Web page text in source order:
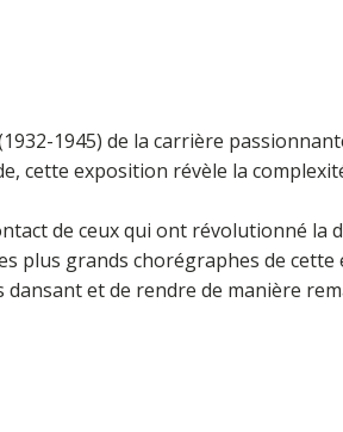
1945) de la carrière
exposition révèle la
de ceux qui ont révolutionné la
plus grands chorégraphes de
et de rendre de manière